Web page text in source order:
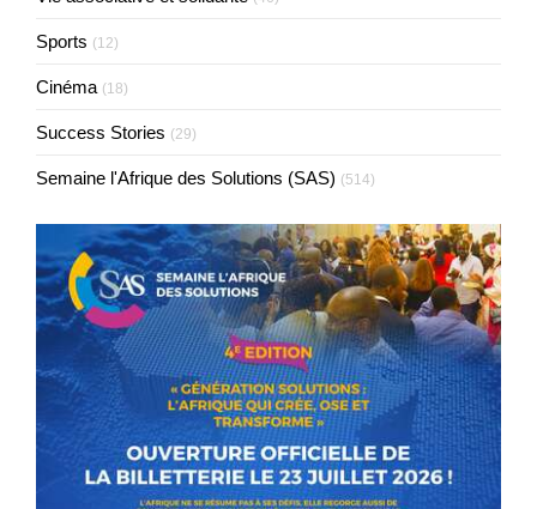
Sports (12)
Cinéma (18)
Success Stories (29)
Semaine l'Afrique des Solutions (SAS) (514)